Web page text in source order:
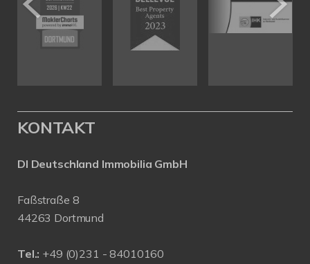
KONTAKT
DI Deutschland Immobilia GmbH
Faßstraße 8
44263 Dortmund
Tel.: +49 (0)231 - 84010160